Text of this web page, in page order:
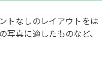
トなしのレイアウトをは
写真に適したものなど、